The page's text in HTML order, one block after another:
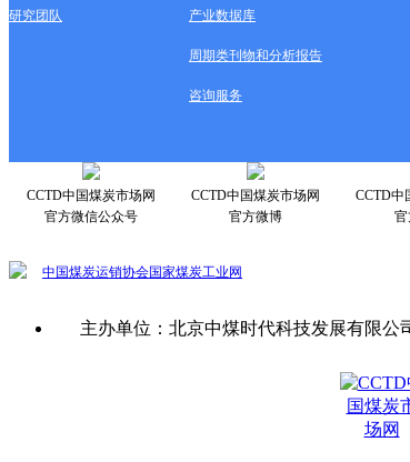
研究团队 产业数据库
周期类刊物和分析报告
咨询服务
CCTD中国煤炭市场网
官方微信公众号
CCTD中国煤炭市场网
官方微博
CCTD中
官
中国煤炭运销协会国家煤炭工业网
主办单位：北京中煤时代科技发展有限